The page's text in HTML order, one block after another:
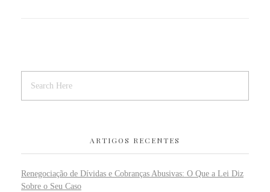
ARTIGOS RECENTES
Renegociação de Dívidas e Cobranças Abusivas: O Que a Lei Diz
Sobre o Seu Caso